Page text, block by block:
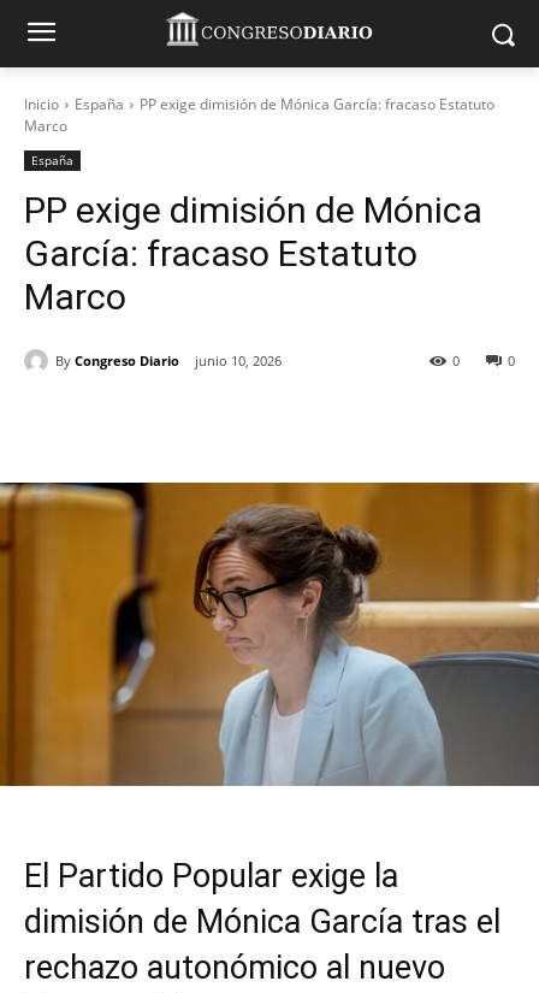
Inicio España
PP exige dimisión de Mónica García: fracaso Estatuto
Marco
España
PP exige dimisión de Mónica
García: fracaso Estatuto
Marco
By Congreso Diario junio 10, 2026 0
0
El Partido Popular exige la
dimisión de Mónica García tras el
rechazo autonómico al nuevo